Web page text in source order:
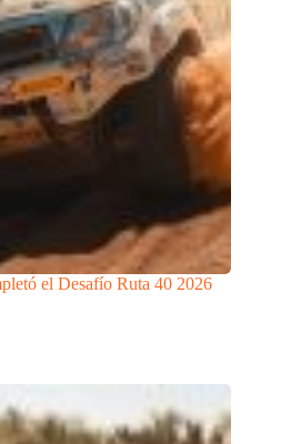
el Desafío Ruta 40 2026